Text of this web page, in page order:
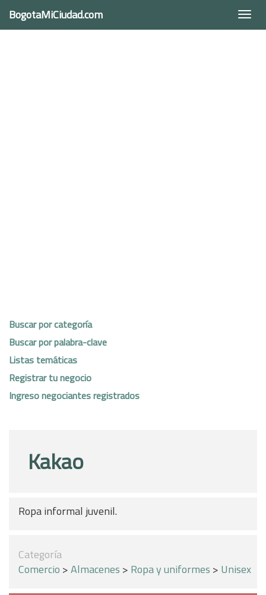
BogotaMiCiudad.com
Buscar por categoría
Buscar por palabra-clave
Listas temáticas
Registrar tu negocio
Ingreso negociantes registrados
Kakao
Ropa informal juvenil.
Categoría
Comercio >Almacenes > Ropa y uniformes > Unisex